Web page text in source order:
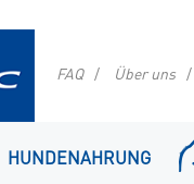
FAQ Über uns
HUNDENAHRUNG